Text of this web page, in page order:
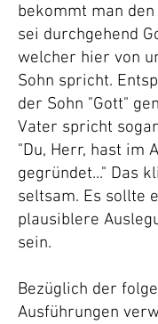
bekommt man
sei durchgehend
welcher hier von
Sohn spricht.
der Sohn "Gott"
Vater spricht
"Du, Herr, hast im
gegründet..." Das
seltsam. Es sollte
plausiblere
sein.
Bezüglich der
Ausführungen